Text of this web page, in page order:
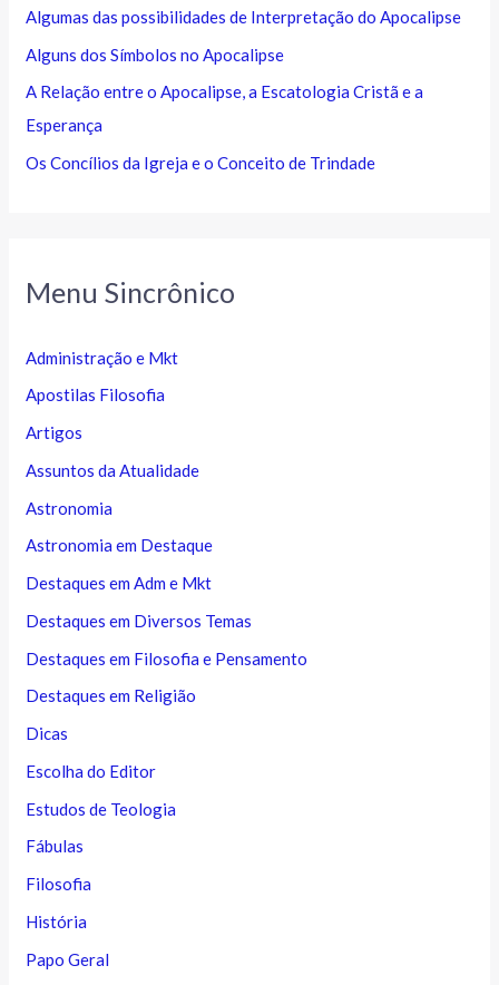
Algumas das possibilidades de Interpretação do Apocalipse
Alguns dos Símbolos no Apocalipse
A Relação entre o Apocalipse, a Escatologia Cristã e a
Esperança
Os Concílios da Igreja e o Conceito de Trindade
Menu Sincrônico
Administração e Mkt
Apostilas Filosofia
Artigos
Assuntos da Atualidade
Astronomia
Astronomia em Destaque
Destaques em Adm e Mkt
Destaques em Diversos Temas
Destaques em Filosofia e Pensamento
Destaques em Religião
Dicas
Escolha do Editor
Estudos de Teologia
Fábulas
Filosofia
História
Papo Geral